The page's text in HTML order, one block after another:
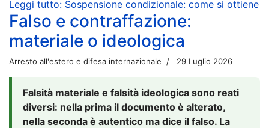
Leggi tutto: Sospensione condizionale: come si ottiene
Falso e contraffazione:
materiale o ideologica
Arresto all'estero e difesa internazionale 29 Luglio 2026
Falsità materiale e falsità ideologica sono reati
diversi: nella prima il documento è alterato,
nella seconda è autentico ma dice il falso. La